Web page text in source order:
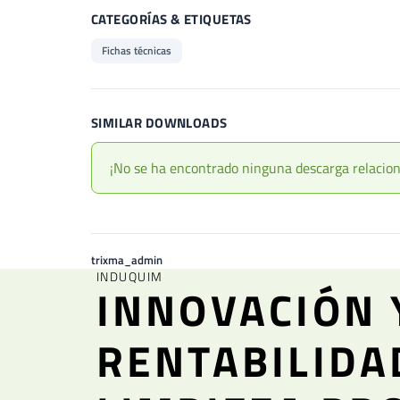
CATEGORÍAS & ETIQUETAS
Fichas técnicas
SIMILAR DOWNLOADS
¡No se ha encontrado ninguna descarga
trixma_admin
INDUQUIM
INNOVACIÓN